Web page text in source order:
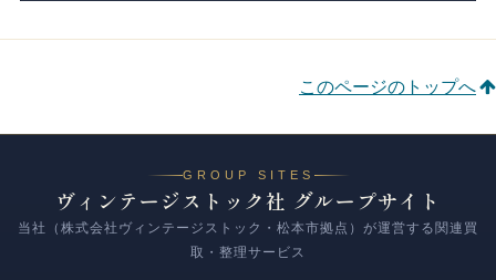
このページのトップへ
GROUP SITES
ヴィンテージストック社 グループサイト
当社（株式会社ヴィンテージストック・松本市拠点）が運営する関連買
取・整理サービス